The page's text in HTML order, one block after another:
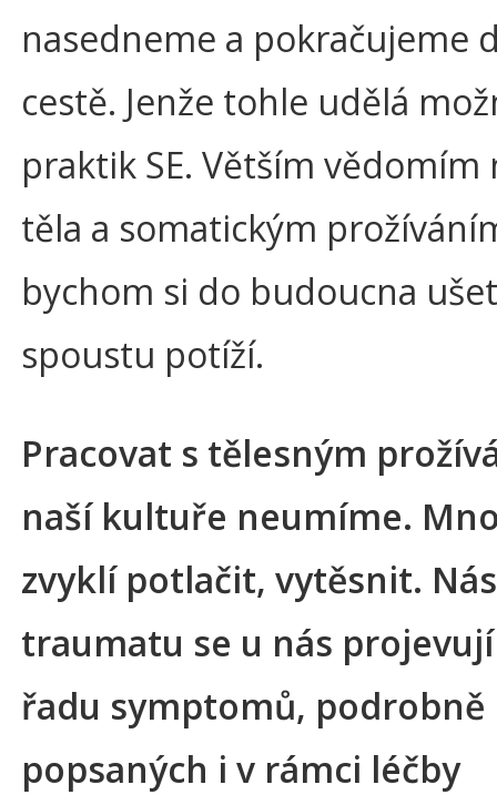
nasedneme a pokračujeme
cestě. Jenže tohle udělá
praktik SE. Větším vědomím
těla a somatickým
bychom si do budoucna
spoustu potíží.
Pracovat s tělesným
naší kultuře neumíme.
zvyklí potlačit, vytěsnit.
traumatu se u nás
řadu symptomů, podrobně
popsaných i v rámci léčby